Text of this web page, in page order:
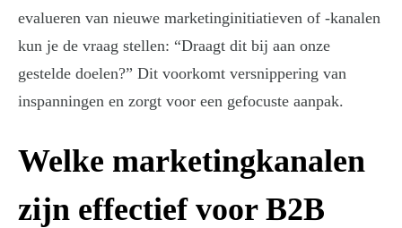
evalueren van nieuwe marketinginitiatieven of -kanalen
kun je de vraag stellen: “Draagt dit bij aan onze
gestelde doelen?” Dit voorkomt versnippering van
inspanningen en zorgt voor een gefocuste aanpak.
Welke marketingkanalen
zijn effectief voor B2B